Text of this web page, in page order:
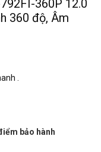
360P 12.0
360 độ, Âm
.
bảo hành